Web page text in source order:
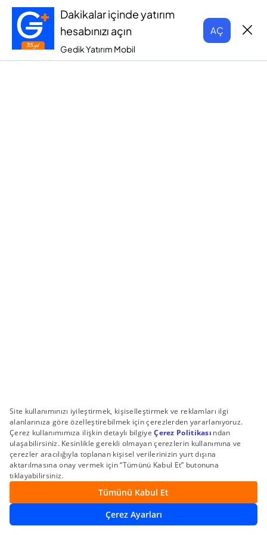
Dakikalar içinde yatırım
hesabınızı açın
Gedik Yatırım Mobil
AÇ